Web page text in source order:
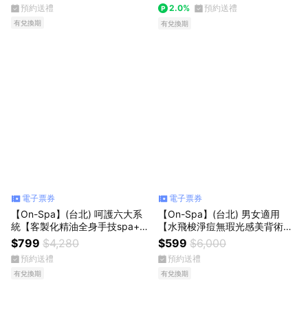
預約送禮
有兌換期
2.0% 預約送禮
有兌換期
電子票券
【On-Spa】(台北) 呵護六大系
統【客製化精油全身手技spa+美
背美顏】130分799元
$799 $4,280
預約送禮
有兌換期
電子票券
【On-Spa】(台北) 男女適用
【水飛梭淨痘無瑕光感美背術】
2次599元
$599 $6,000
預約送禮
有兌換期